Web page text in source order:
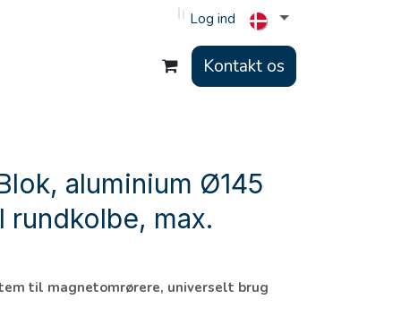
Log ind
Kontakt os
aluminium Ø145
rundkolbe, max.
til magnetomrørere, universelt brug